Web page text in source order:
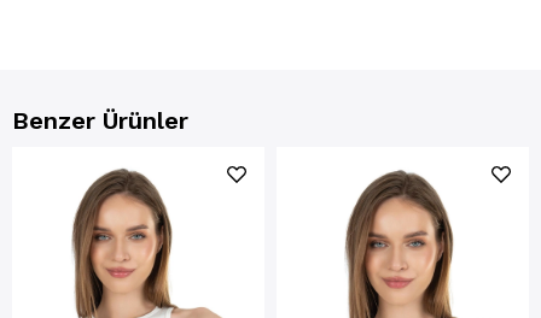
Benzer Ürünler